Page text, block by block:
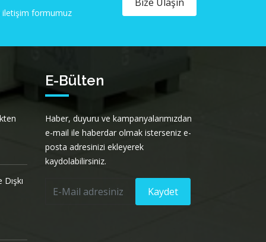
iletişim formumuz
E-Bülten
Haber, duyuru ve kampanyalarımızdan
e-mail ile haberdar olmak isterseniz e-
posta adresinizi ekleyerek
kaydolabilirsiniz.
Kaydet